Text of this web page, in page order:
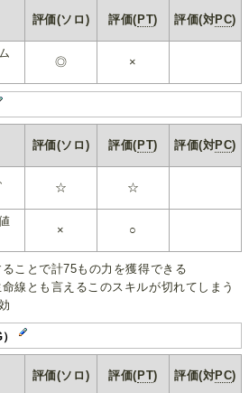
評価(ソロ) 評価( PT) 評価(対PC)
◎ ×
評価(ソロ) 評価(PT) 評価(対PC)
☆ ☆
× ○
ことで計75もの力を獲得できる
線とも言えるこのスキルが切れてしまう
）
評価(ソロ) 評価( PT) 評価(対PC)